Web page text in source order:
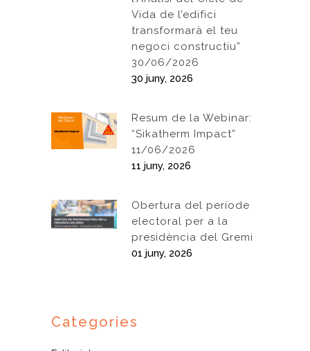
Vida de l’edifici
transformarà el teu
negoci constructiu”
30/06/2026
30 juny, 2026
Resum de la Webinar:
“Sikatherm Impact”
11/06/2026
11 juny, 2026
Obertura del període
electoral per a la
presidència del Gremi
01 juny, 2026
Categories